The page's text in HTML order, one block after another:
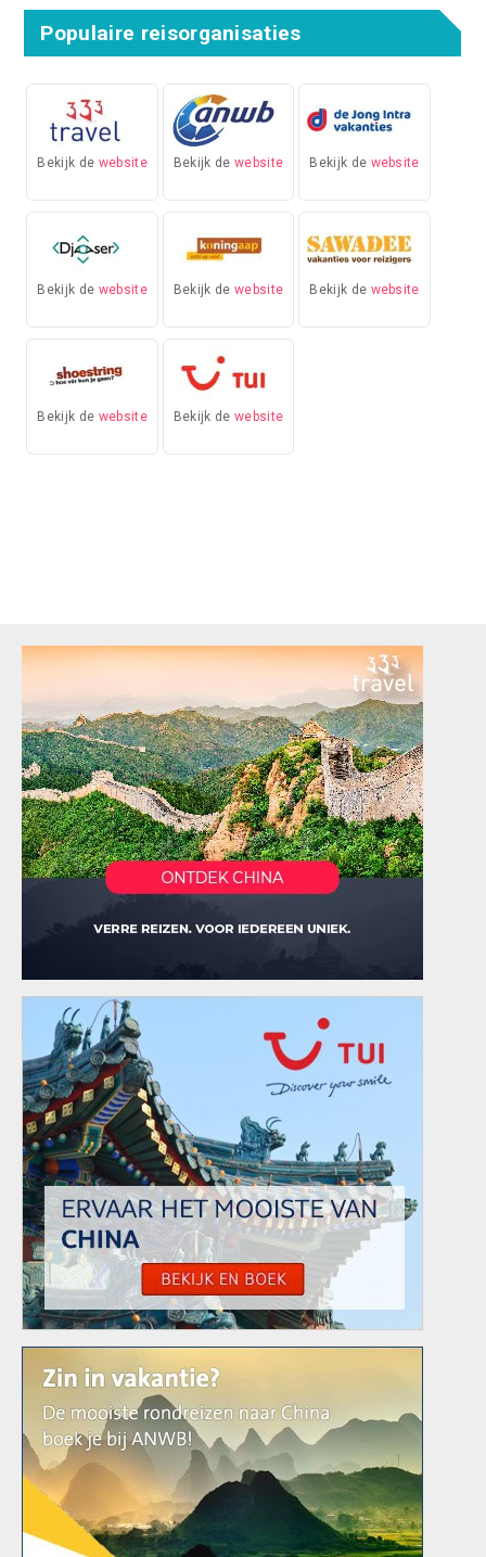
Populaire reisorganisaties
Bekijk de website Bekijk dewebsite Bekijk de website
Bekijk de website Bekijk dewebsite Bekijk de website
Bekijk de website Bekijk dewebsite